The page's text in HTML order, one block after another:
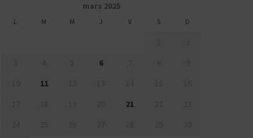
mars 2025
L M M J V S D
6
11
21